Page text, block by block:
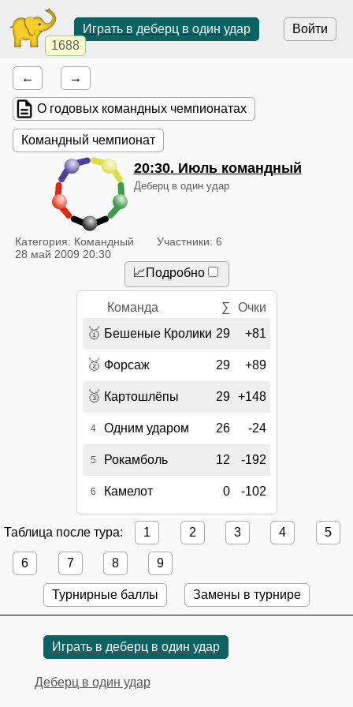
1688
Войти
Играть в деберц в один удар
← →
О годовых командных чемпионатах
Командный чемпионат
20:30. Июль командный
Деберц в один удар
Категория: Командный
Участники: 6
28 май 2009 20:30
📈Подробно
Команда ∑ Очки
🥇 Бешеные Кролики 29 +81
🥈 Форсаж 29 +89
🥉 Картошлёпы 29 +148
4 Одним ударом 26 -24
5 Рокамболь 12 -192
6 Камелот 0 -102
Таблица после тура: 1 2 3 4 5
6 7 8 9
Турнирные баллы Замены в турнире
Играть в деберц в один удар
Деберц в один удар